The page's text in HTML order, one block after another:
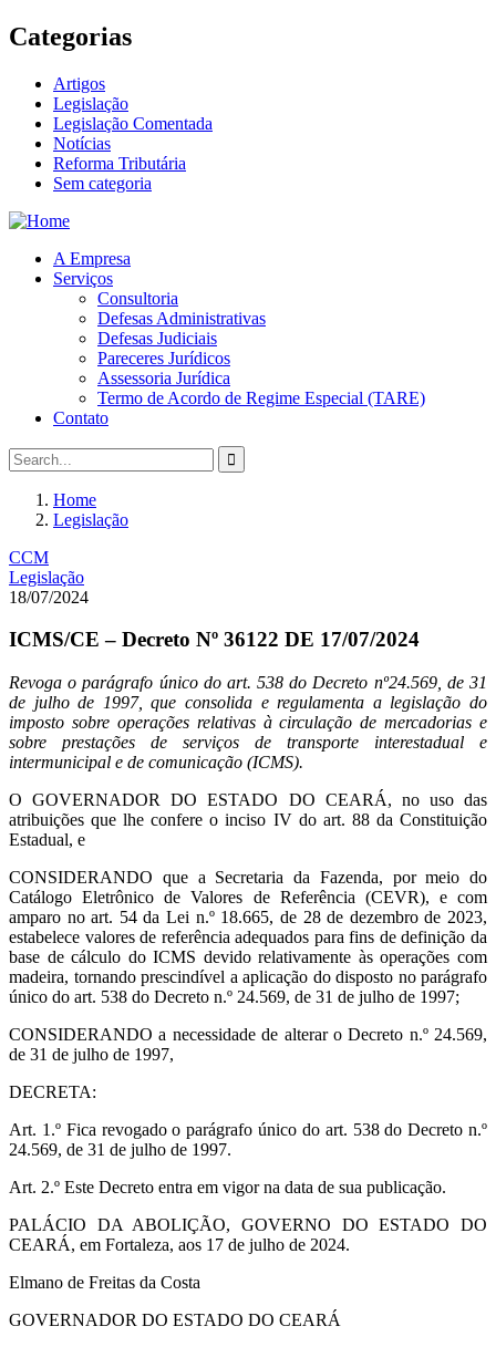
Categorias
Artigos
Legislação
Legislação Comentada
Notícias
Reforma Tributária
Sem categoria
A Empresa
Serviços
Consultoria
Defesas Administrativas
Defesas Judiciais
Pareceres Jurídicos
Assessoria Jurídica
Termo de Acordo de Regime Especial (TARE)
Contato
Home
Legislação
CCM
Legislação
18/07/2024
ICMS/CE – Decreto Nº 36122 DE 17/07/2024
Revoga o parágrafo único do art. 538 do Decreto nº24.569, de 31
de julho de 1997, que consolida e regulamenta a legislação do
imposto sobre operações relativas à circulação de mercadorias e
sobre prestações de serviços de transporte interestadual e
intermunicipal e de comunicação (ICMS).
O GOVERNADOR DO ESTADO DO CEARÁ, no uso das
atribuições que lhe confere o inciso IV do art. 88 da Constituição
Estadual, e
CONSIDERANDO que a Secretaria da Fazenda, por meio do
Catálogo Eletrônico de Valores de Referência (CEVR), e com
amparo no art. 54 da Lei n.º 18.665, de 28 de dezembro de 2023,
estabelece valores de referência adequados para fins de definição da
base de cálculo do ICMS devido relativamente às operações com
madeira, tornando prescindível a aplicação do disposto no parágrafo
único do art. 538 do Decreto n.º 24.569, de 31 de julho de 1997;
CONSIDERANDO a necessidade de alterar o Decreto n.º 24.569,
de 31 de julho de 1997,
DECRETA:
Art. 1.º Fica revogado o parágrafo único do art. 538 do Decreto n.º
24.569, de 31 de julho de 1997.
Art. 2.º Este Decreto entra em vigor na data de sua publicação.
PALÁCIO DA ABOLIÇÃO, GOVERNO DO ESTADO DO
CEARÁ, em Fortaleza, aos 17 de julho de 2024.
Elmano de Freitas da Costa
GOVERNADOR DO ESTADO DO CEARÁ